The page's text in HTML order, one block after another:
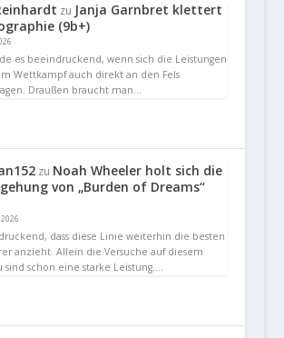
zu Janja Garnbret klettert
(9b+)
es beeindruckend, wenn sich die Leistungen
Wettkampf auch direkt an den Fels
Draußen braucht man…
zu Noah Wheeler holt sich die
von „Burden of Dreams“
dass diese Linie weiterhin die besten
anzieht. Allein die Versuche auf diesem
sind schon eine starke Leistung.…